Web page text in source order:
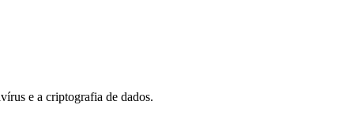
e a criptografia de dados.